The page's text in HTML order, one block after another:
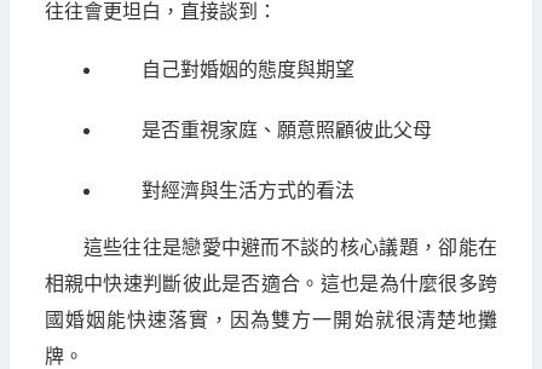
往往會更坦白，直接談到：
自己對婚姻的態度與期望
是否重視家庭、願意照顧彼此父母
對經濟與生活方式的看法
這些往往是戀愛中避而不談的核心議題，卻能在
相親中快速判斷彼此是否適合。這也是為什麼很多跨
國婚姻能快速落實，因為雙方一開始就很清楚地攤
牌。